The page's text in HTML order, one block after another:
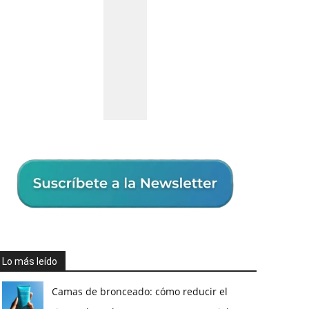
Lo más leído
Camas de bronceado: cómo reducir el